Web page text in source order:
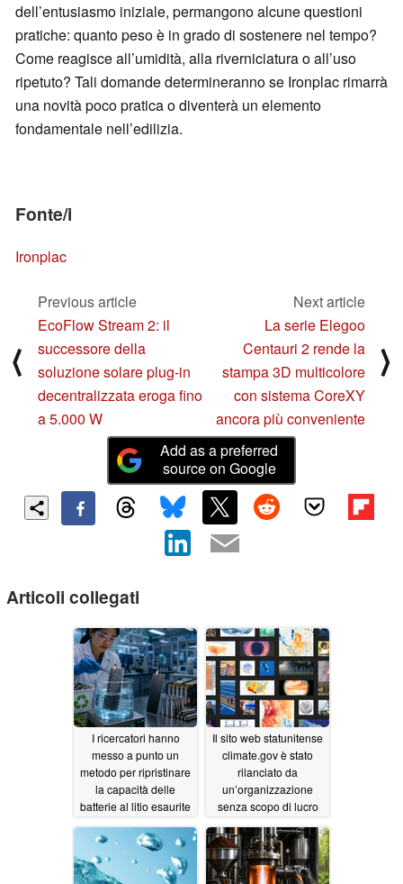
dell’entusiasmo iniziale, permangono alcune questioni
pratiche: quanto peso è in grado di sostenere nel tempo?
Come reagisce all’umidità, alla riverniciatura o all’uso
ripetuto? Tali domande determineranno se Ironplac rimarrà
una novità poco pratica o diventerà un elemento
fondamentale nell’edilizia.
Fonte/i
Ironplac
⟨
Previous article
EcoFlow Stream 2: il
successore della
soluzione solare plug-in
decentralizzata eroga fino
a 5.000 W
Next article
La serie Elegoo
Centauri 2 rende la
stampa 3D multicolore
con sistema CoreXY
ancora più conveniente
⟩
Add as a preferred
source on Google
Articoli collegati
I ricercatori hanno
messo a punto un
metodo per ripristinare
la capacità delle
batterie al litio esaurite
06/28/2026
Il sito web statunitense
climate.gov è stato
rilanciato da
un’organizzazione
senza scopo di lucro
l’amministrazione
Trump lo aveva messo
fuori servizio06/24/2026